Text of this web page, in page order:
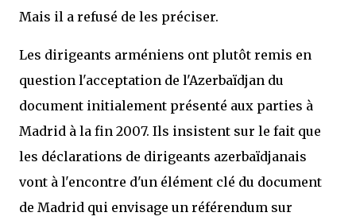
Mais il a refusé de les préciser.
Les dirigeants arméniens ont plutôt remis en
question l'acceptation de l'Azerbaïdjan du
document initialement présenté aux parties à
Madrid à la fin 2007. Ils insistent sur le fait que
les déclarations de dirigeants azerbaïdjanais
vont à l'encontre d'un élément clé du document
de Madrid qui envisage un référendum sur